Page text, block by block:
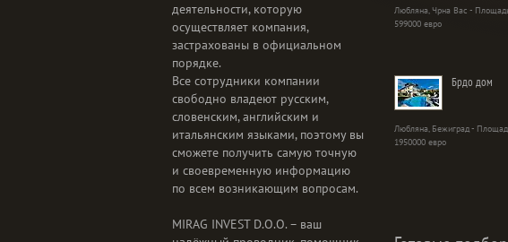
деятельности, которую
осуществляет компания,
застрахованы в официальном
порядке.
Все сотрудники компании
свободно владеют русским,
словенским, английским и
итальянским языками, поэтому вы
сможете получить самую точную
и своевременную информацию
по всем возникающим вопросам.
MIRAG INVEST D.O.O. – ваш
Любляна, Чрна Вас -
599000 евро
Брдо дом
Любляна, Бежиград -
1950000 евро